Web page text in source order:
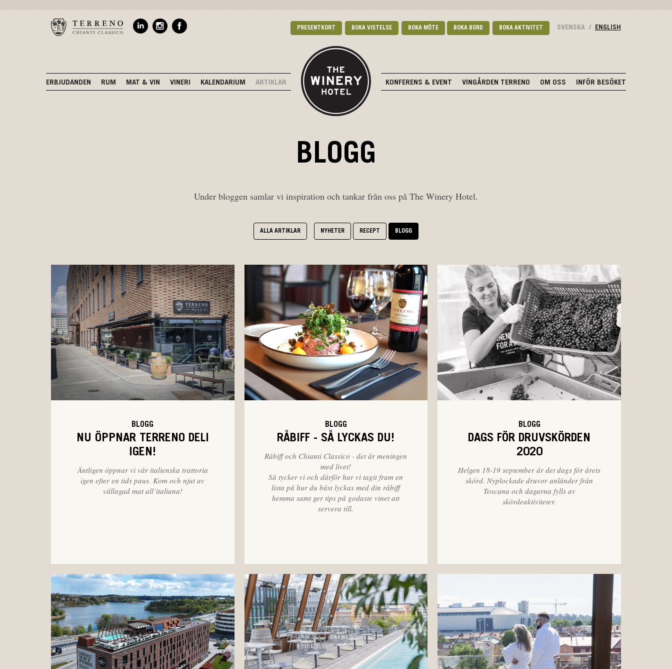
PRESENTKORT BOKA VISTELSE BOKA MÖTE BOKA BORD BOKA AKTIVITET SVENSKA / ENGLISH
ERBJUDANDEN RUM MAT & VIN VINERI KALENDARIUM ARTIKLAR KONFERENS & EVENT VINGÅRDEN TERRENO OM OSS INFÖR BESÖKET
BLOGG
Under bloggen samlar vi inspiration och tankar från oss på The Winery Hotel.
ALLA ARTIKLAR NYHETER RECEPT BLOGG
BLOGG
NU ÖPPNAR TERRENO DELI
IGEN!
Äntligen öppnar vi vår italienska trattoria
igen efter en tids paus. Kom och njut av
vällagad matall’italiana!
BLOGG
RÅBIFF - SÅ LYCKAS DU!
Råbiff och Chianti Classico - det är meningen
med livet!
Så tycker vi och därför har vi tagit fram en
lista på hur du bäst lyckas med din råbiff
hemma samt ger tips på godaste vinet att
servera till.
BLOGG
DAGS FÖR DRUVSKÖRDEN
2020
Helgen 18-19 september är det dags för årets
skörd. Nyplockade druvor anländer från
Toscana och dagarna fylls av
skördeaktiviteter.